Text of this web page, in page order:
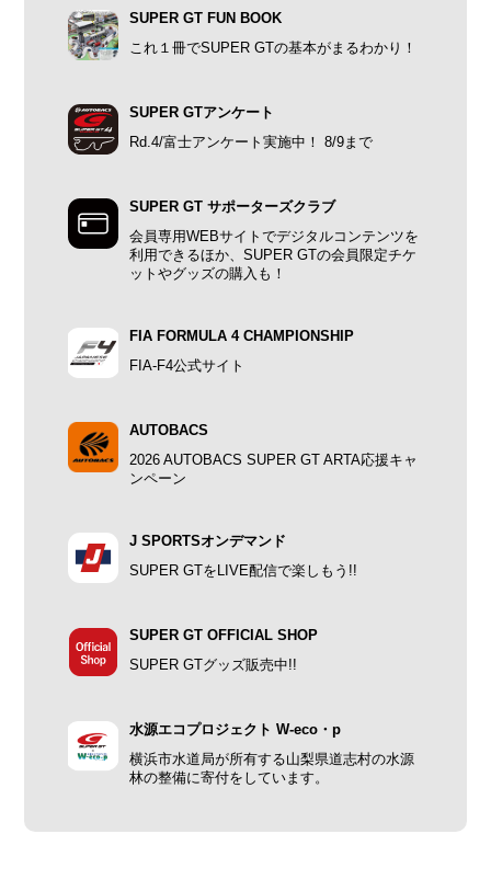
SUPER GT FUN BOOK
これ１冊でSUPER GTの基本がまるわかり！
SUPER GTアンケート
Rd.4/富士アンケート実施中！ 8/9まで
SUPER GT サポーターズクラブ
会員専用WEBサイトでデジタルコンテンツを
利用できるほか、SUPER GTの会員限定チケ
ットやグッズの購入も！
FIA FORMULA 4 CHAMPIONSHIP
FIA-F4公式サイト
AUTOBACS
2026 AUTOBACS SUPER GT ARTA応援キャ
ンペーン
J SPORTSオンデマンド
SUPER GTをLIVE配信で楽しもう!!
SUPER GT OFFICIAL SHOP
SUPER GTグッズ販売中!!
水源エコプロジェクト W-eco・p
横浜市水道局が所有する山梨県道志村の水源
林の整備に寄付をしています。